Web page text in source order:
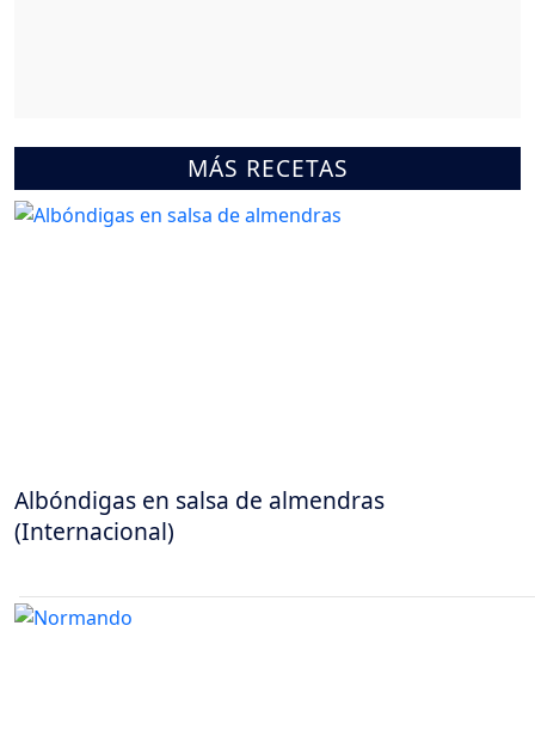
MÁS RECETAS
Albóndigas en salsa de almendras
(Internacional)